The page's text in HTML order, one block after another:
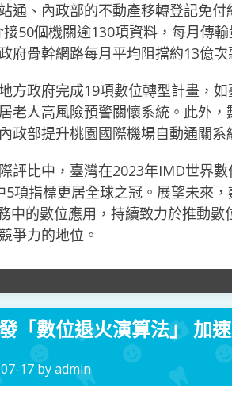
通、內政部的不動產移轉登記免
50個機關逾130項資料，每月傳
府骨幹網路每月平均阻擋約13億
方政府完成19項數位轉型計畫，
老人高風險預警關懷系統。此外
政部提升桃園國際機場自動通關系
評比中，臺灣在2023年IMD世界
5項指標更居全球之冠。展望未來
中的數位應用，持續致力於推動
爭力的地位。
「數位退火演算法」 加
17 byadmin